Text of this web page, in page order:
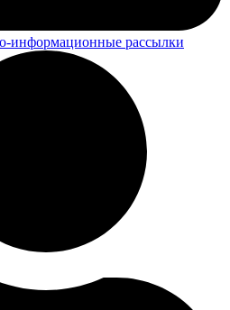
информационные рассылки